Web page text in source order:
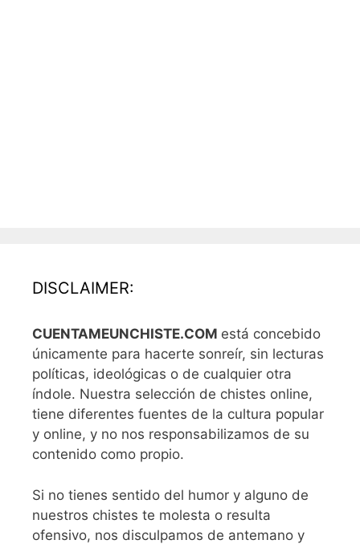
DISCLAIMER:
CUENTAMEUNCHISTE.COM está concebido
únicamente para hacerte sonreír, sin lecturas
políticas, ideológicas o de cualquier otra
índole. Nuestra selección de chistes online,
tiene diferentes fuentes de la cultura popular
y online, y no nos responsabilizamos de su
contenido como propio.
Si no tienes sentido del humor y alguno de
nuestros chistes te molesta o resulta
ofensivo, nos disculpamos de antemano y